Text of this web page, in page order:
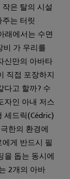
은 탈의 시설
는 터릿
래에서는 수면
비 가 우리를
신만의 아바타
직접 포장하지
다고 할까? 수
자인 아내 저스
세드릭(Cédric)
한의 환경에
게 반드시 필
을 돕는 동시에
2개의 아바